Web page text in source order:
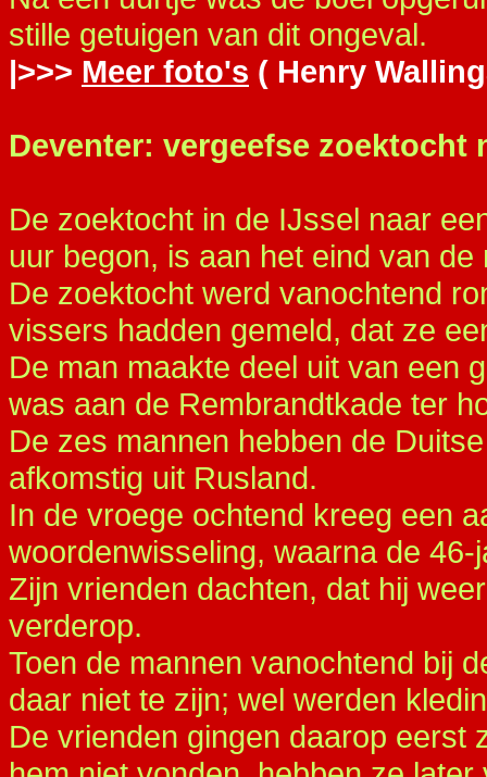
stille getuigen van dit ongeval.
|>>> Meer foto's ( Henry
Deventer: vergeefse zoektocht
De zoektocht in de IJssel naar
uur begon, is aan het eind van de
De zoektocht werd vanochtend
vissers hadden gemeld, dat ze
De man maakte deel uit van een
was aan de Rembrandtkade ter
De zes mannen hebben de
afkomstig uit Rusland.
In de vroege ochtend kreeg een
woordenwisseling, waarna de
Zijn vrienden dachten, dat hij
verderop.
Toen de mannen vanochtend bij
daar niet te zijn; wel werden
De vrienden gingen daarop eerst